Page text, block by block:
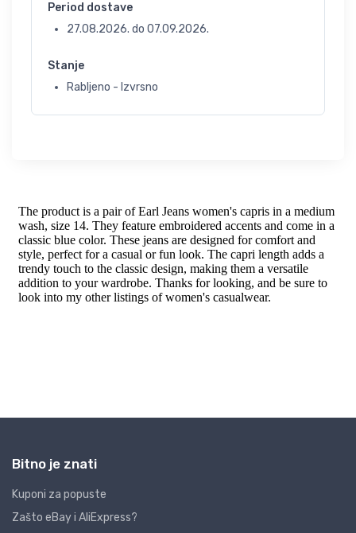
Period dostave
27.08.2026. do 07.09.2026.
Stanje
Rabljeno - Izvrsno
Bitno je znati
Kuponi za popuste
Zašto eBay i AliExpress?